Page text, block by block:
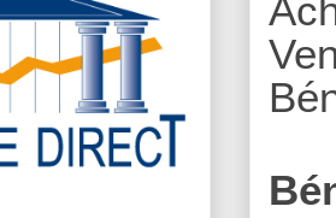
A